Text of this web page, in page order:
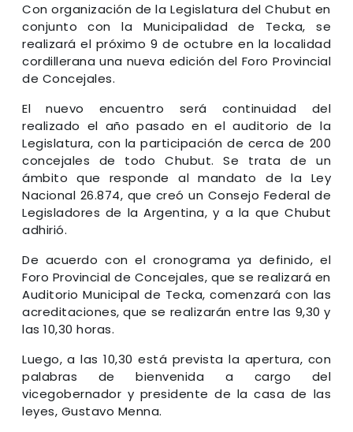
Con organización de la Legislatura del Chubut en
conjunto con la Municipalidad de Tecka, se
realizará el próximo 9 de octubre en la localidad
cordillerana una nueva edición del Foro Provincial
de Concejales.
El nuevo encuentro será continuidad del
realizado el año pasado en el auditorio de la
Legislatura, con la participación de cerca de 200
concejales de todo Chubut. Se trata de un
ámbito que responde al mandato de la Ley
Nacional 26.874, que creó un Consejo Federal de
Legisladores de la Argentina, y a la que Chubut
adhirió.
De acuerdo con el cronograma ya definido, el
Foro Provincial de Concejales, que se realizará en
Auditorio Municipal de Tecka, comenzará con las
acreditaciones, que se realizarán entre las 9,30 y
las 10,30 horas.
Luego, a las 10,30 está prevista la apertura, con
palabras de bienvenida a cargo del
vicegobernador y presidente de la casa de las
leyes, Gustavo Menna.